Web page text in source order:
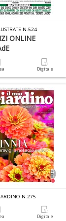
N.524
ONLINE
Digitale
N.275
Digitale